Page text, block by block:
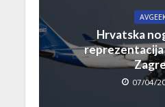
Hrvatska
reprezentacija
07/04/